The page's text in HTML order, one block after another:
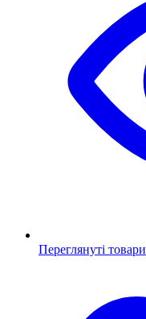
Переглянуті товари